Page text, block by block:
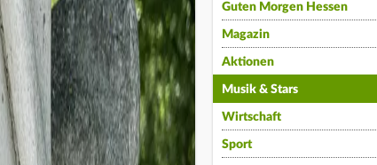
Guten Morgen Hessen
Magazin
Aktionen
Musik & Stars
Wirtschaft
Sport